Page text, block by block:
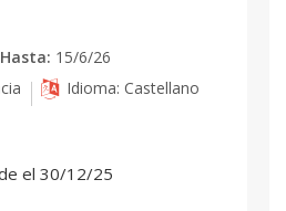
Hasta: 15/6/26
Idioma: Castellano
el 30/12/25